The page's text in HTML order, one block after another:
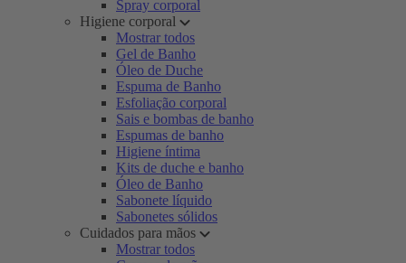
Spray corporal
Higiene corporal
Mostrar todos
Gel de Banho
Óleo de Duche
Espuma de Banho
Esfoliação corporal
Sais e bombas de banho
Espumas de banho
Higiene íntima
Kits de duche e banho
Óleo de Banho
Sabonete líquido
Sabonetes sólidos
Cuidados para mãos
Mostrar todos